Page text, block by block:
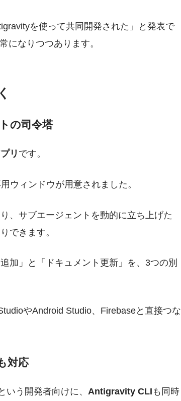
を使って共同開発された」と発表で
になりつつあります。
の司令塔
リ です。
ウィンドウが用意されました。
、サブエージェントを動的に立ち上げた
できます。
加」と「ドキュメント更新」を、3つの別
やAndroid Studio、Firebaseと直接つな
対応
いう開発者向けに、 Antigravity CLI も同時